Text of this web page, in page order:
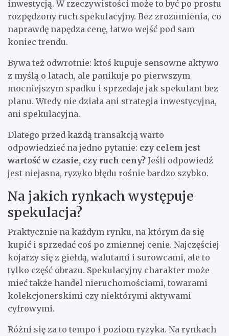
inwestycją. W rzeczywistości może to być po prostu
rozpędzony ruch spekulacyjny. Bez zrozumienia, co
naprawdę napędza cenę, łatwo wejść pod sam
koniec trendu.
Bywa też odwrotnie: ktoś kupuje sensowne aktywo
z myślą o latach, ale panikuje po pierwszym
mocniejszym spadku i sprzedaje jak spekulant bez
planu. Wtedy nie działa ani strategia inwestycyjna,
ani spekulacyjna.
Dlatego przed każdą transakcją warto
odpowiedzieć na jedno pytanie: czy celem jest
wartość w czasie, czy ruch ceny? Jeśli odpowiedź
jest niejasna, ryzyko błędu rośnie bardzo szybko.
Na jakich rynkach występuje
spekulacja?
Praktycznie na każdym rynku, na którym da się
kupić i sprzedać coś po zmiennej cenie. Najczęściej
kojarzy się z giełdą, walutami i surowcami, ale to
tylko część obrazu. Spekulacyjny charakter może
mieć także handel nieruchomościami, towarami
kolekcjonerskimi czy niektórymi aktywami
cyfrowymi.
Różni się za to tempo i poziom ryzyka. Na rynkach